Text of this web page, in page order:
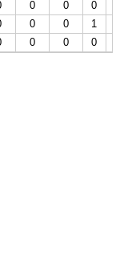
0 0 0
0 0 1
0 0 0